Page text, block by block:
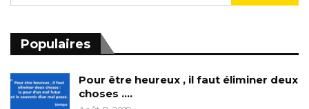
Populaires
Pour être heureux , il faut éliminer deux
choses ….